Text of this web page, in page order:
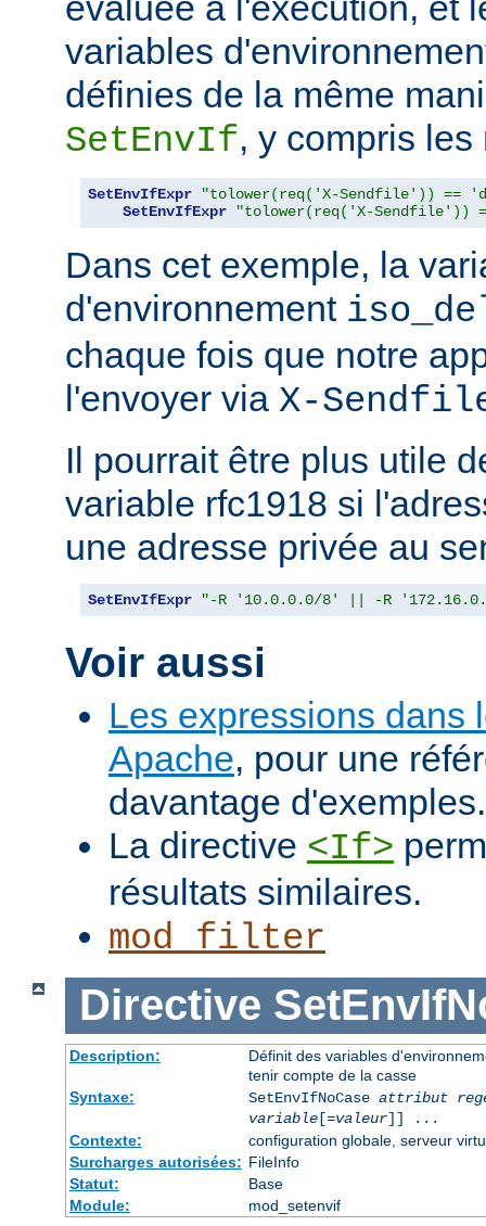
variables
définies de la même
SetEnvIf, y compris
SetEnvIfExpr
"tolower(req('X-Sendfile')) ==
SetEnvIfExpr
"tolower(req('X-
Dans cet exemple, la
d'environnement
chaque fois que notre
l'envoyer via X-
Il pourrait être plus utile
variable rfc1918 si
une adresse privée au
SetEnvIfExpr "-R '10.0.0.0/8' || -R
Voir aussi
Les expressions dans
Apache, pour une
davantage d'exemples.
La directive <If>
résultats similaires.
mod_filter
Directive
Description:
Définit des variables
tenir compte de la casse
Syntaxe:
SetEnvIfNoCase attribut
variable[=valeur]] ...
Contexte:
configuration globale, serveur
Surcharges autorisées: FileInfo
Statut:
Base
Module:
mod_setenvif